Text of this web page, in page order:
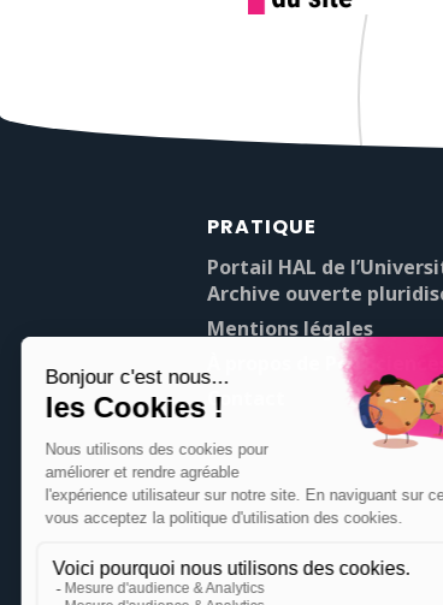
PRATIQUE
Portail HAL de
Archive ouverte
Mentions légales
À propos de Pop’Sciences
Contact